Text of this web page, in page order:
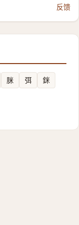
反馈
脒 弭
銤